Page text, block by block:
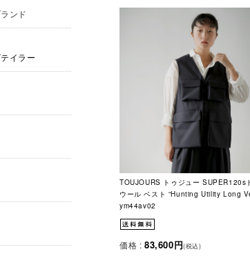
ンド
イラー
TOUJOURS トゥジュー SUPER120s
ウール ベスト “Hunting Utility Long
ym44av02
価格 : 83,600円(税込)